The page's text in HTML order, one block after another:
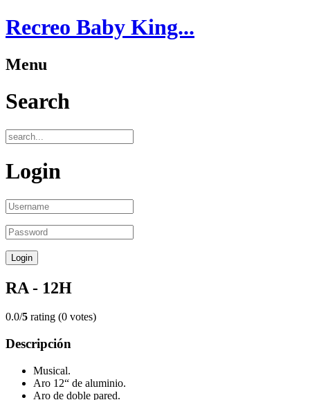
Recreo Baby King...
Menu
Search
Login
RA - 12H
0.0/5 rating (0 votes)
Descripción
Musical.
Aro 12“ de aluminio.
Aro de doble pared.